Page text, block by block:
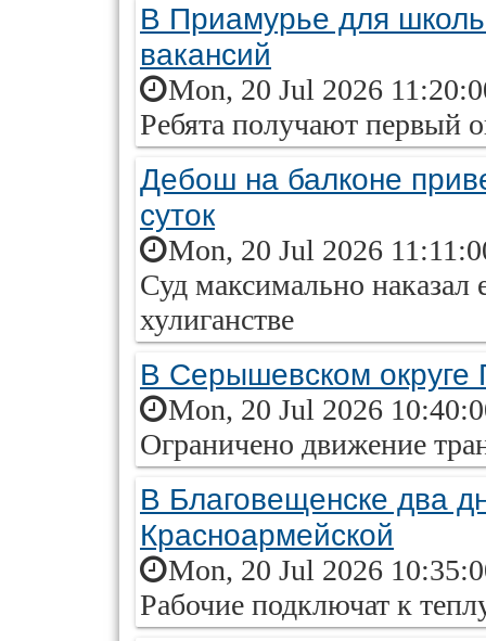
В Приамурье для
вакансий
Mon, 20 Jul 2026
Ребята получают первый
Дебош на балконе
суток
Mon, 20 Jul 2026
Суд максимально наказал
хулиганстве
В Серышевском округе
Mon, 20 Jul 2026
Ограничено движение
В Благовещенске два
Красноармейской
Mon, 20 Jul 2026
Рабочие подключат к